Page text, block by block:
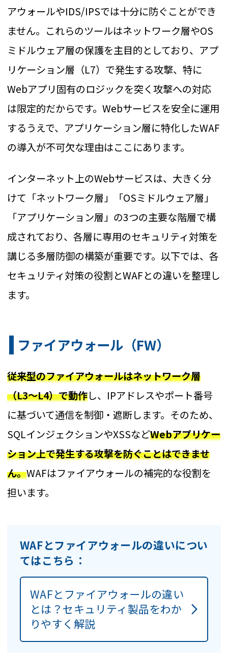
アウォールやIDS/IPSでは十分に防ぐことができ
ません。これらのツールはネットワーク層やOS
ミドルウェア層の保護を主目的としており、アプ
リケーション層（L7）で発生する攻撃、特に
Webアプリ固有のロジックを突く攻撃への対応
は限定的だからです。Webサービスを安全に運用
するうえで、アプリケーション層に特化したWAF
の導入が不可欠な理由はここにあります。
インターネット上のWebサービスは、大きく分
けて「ネットワーク層」「OSミドルウェア層」
「アプリケーション層」の3つの主要な階層で構
成されており、各層に専用のセキュリティ対策を
講じる多層防御の構築が重要です。以下では、各
セキュリティ対策の役割とWAFとの違いを整理し
ます。
ファイアウォール（FW）
従来型のファイアウォールはネットワーク層
（L3〜L4）で動作し、IPアドレスやポート番号
に基づいて通信を制御・遮断します。そのため、
SQLインジェクションやXSSなどWebアプリケー
ション上で発生する攻撃を防ぐことはできませ
ん。WAFはファイアウォールの補完的な役割を
担います。
WAFとファイアウォールの違いについ
てはこちら：
WAFとファイアウォールの違い
とは？セキュリティ製品をわか
りやすく解説